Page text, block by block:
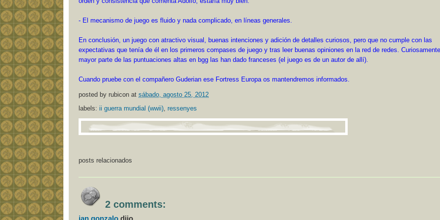
- El mecanismo de juego es fluido y nada complicado, en líneas generales.
En conclusión, un juego con atractivo visual, buenas intenciones y adición de detalles curiosos, pero que no cumple con las
expectativas que tenía de él en los primeros compases de juego y tras leer buenas opiniones en la red de redes.
mayor parte de las puntuaciones altas en bgg las han dado franceses (el juego es de un autor de allí).
Cuando pruebe con el compañero Guderian ese Fortress Europa os mantendremos informados.
posted by rubicon at sábado, agosto 25, 2012
labels: ii guerra mundial (wwii), ressenyes
posts relacionados
2 comments: